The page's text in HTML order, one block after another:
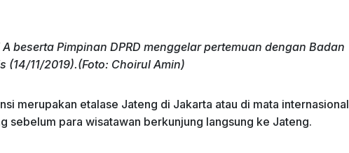
beserta Pimpinan DPRD menggelar pertemuan dengan Badan
11/2019).(Foto: Choirul Amin)
merupakan etalase Jateng di Jakarta atau di mata internasional
sebelum para wisatawan berkunjung langsung ke Jateng.